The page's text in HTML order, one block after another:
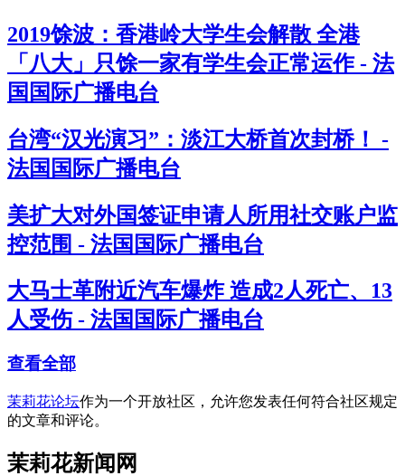
2019馀波：香港岭大学生会解散 全港
「八大」只馀一家有学生会正常运作 - 法
国国际广播电台
台湾“汉光演习”：淡江大桥首次封桥！ -
法国国际广播电台
美扩大对外国签证申请人所用社交账户监
控范围 - 法国国际广播电台
大马士革附近汽车爆炸 造成2人死亡、13
人受伤 - 法国国际广播电台
查看全部
茉莉花论坛作为一个开放社区，允许您发表任何符合社区规定
的文章和评论。
茉莉花新闻网